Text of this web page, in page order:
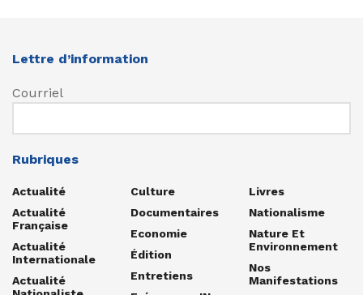
Lettre d’information
Courriel
Rubriques
Actualité
Actualité
Française
Actualité
Internationale
Actualité
Culture
Documentaires
Economie
Édition
Entretiens
Livres
Nationalisme
Nature Et
Environnement
Nos
Manifestations